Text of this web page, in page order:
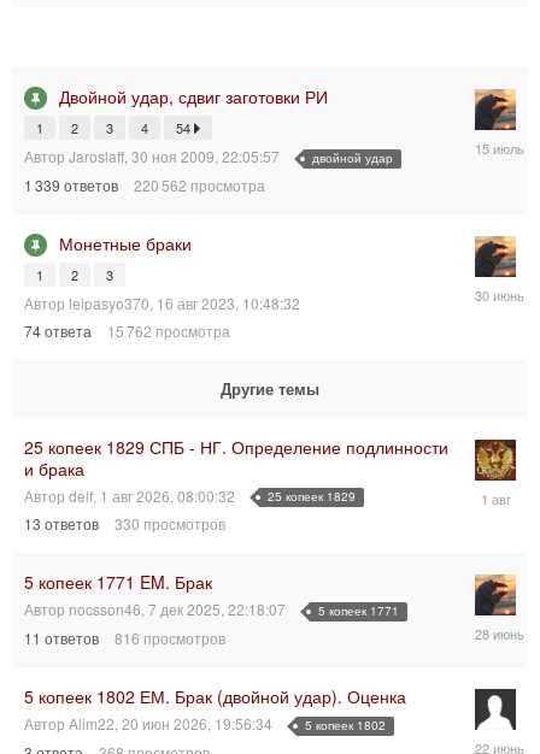
Двойной удар, сдвиг заготовки РИ
1 2 3 4 54
Автор Jaroslaff 30 ноя 2009, 22:05:57 двойной удар
1 339 ответов 220 562 просмотра
15
Монетные браки
1 2 3
Автор leipasyo370 16 авг 2023, 10:48:32
74ответа 15 762 просмотра
30
Другие темы
25 копеек 1829 СПБ - НГ. Определение подлинности
и брака
Автор delf 1 авг 2026, 08:00:32 25 копеек 1829
13 ответов 330 просмотров
5 копеек 1771 EM. Брак
Автор nocsson46,7 дек 2025, 22:18:07 5 копеек 1771
11 ответов 816 просмотров
28
12:54:19
5 копеек 1802 ЕМ. Брак (двойной удар). Оценка
Автор Alim22 20 июн 2026, 19:56:34 5 копеек 1802
22